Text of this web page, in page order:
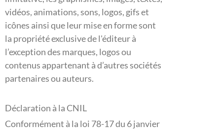
vidéos, animations, sons, logos, gifs et
icônes ainsi que leur mise en forme sont
la propriété exclusive de l'éditeur à
l’exception des marques, logos ou
contenus appartenant à d’autres sociétés
partenaires ou auteurs.
Déclaration à la CNIL
Conformément à la loi 78-17 du 6 janvier